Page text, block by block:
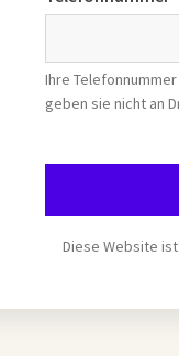
Ihre
geben sie nicht an
Diese Website